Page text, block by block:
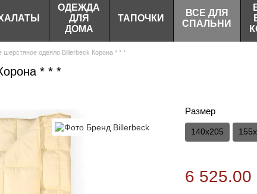
ОДЕЖДА
ДЛЯ
ДОМА
ТАПОЧКИ
ВСЕ ДЛЯ
СПАЛЬНИ
шерстяное одеяло Billerbeck Корона * * *
* * *
Размер
140х205
6 525.00